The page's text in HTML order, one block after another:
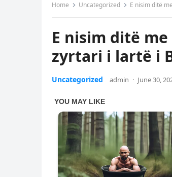
Home Uncategorized E nisim ditë
E nisim ditë me
zyrtari i lartë i
Uncategorized admin · June 30,